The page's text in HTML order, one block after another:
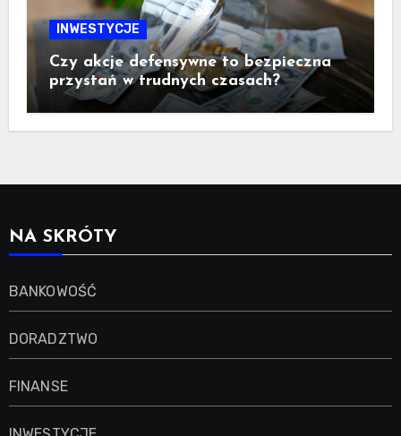
INWESTYCJE
Czy akcje defensywne to bezpieczna
przystań w trudnych czasach?
NA SKRÓTY
BANKOWOŚĆ
DORADZTWO
FINANSE